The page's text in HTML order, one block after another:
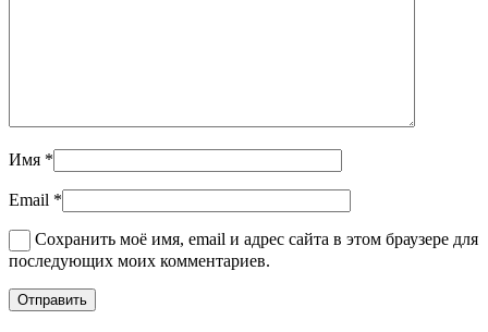
Имя *
Email *
Сохранить моё имя, email и адрес сайта в этом браузере для
последующих моих комментариев.